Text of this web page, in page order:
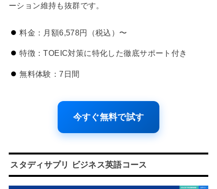
ーション維持も抜群です。
料金：月額6,578円（税込）〜
特徴：TOEIC対策に特化した徹底サポート付き
無料体験：7日間
今すぐ無料で試す
スタディサプリ ビジネス英語コース